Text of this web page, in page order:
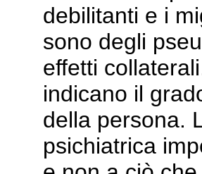
debilitanti e i
sono degli
effetti
indicano il
della persona.
psichiatrica